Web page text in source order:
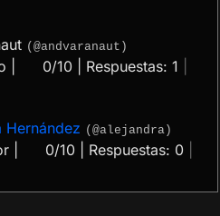
(@andvaranaut)
| 0/10 | Respuestas: 1
Hernández (@alejandra)
| 0/10 | Respuestas: 0